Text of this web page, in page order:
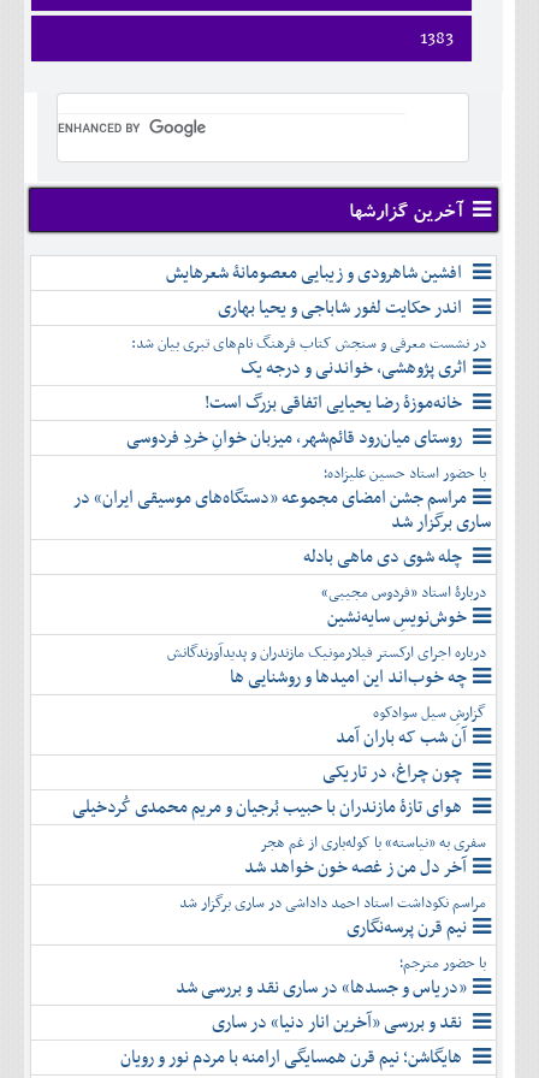
اسفند
دی
بهمن
آبان
آذر
دی
بهمن
شهريور
مهر
آبان
آذر
تير
مرداد
شهريور
مهر
دی
بهمن
اسفند
ارديبهشت
خرداد
تير
مرداد
آبان
آذر
دی
بهمن
اسفند
فروردين
ارديبهشت
خرداد
شهريور
مهر
آبان
آذر
دی
بهمن
اسفند
1383
فروردين
تير
مرداد
شهريور
مهر
آبان
آذر
دی
بهمن
اسفند
آخرین گزارشها
افشین شاهرودی و زیبایی معصومانۀ شعرهایش
اندر حکایت لفور شاباجی و یحیا بهاری
در نشست معرفی و سنجش کتاب فرهنگ نام‌های تبری بیان شد:
اثری پژوهشی، خواندنی و درجه یک
خانه‌موزۀ رضا یحیایی اتفاقی بزرگ است!
روستای میان‌رود قائم‌شهر، میزبان خوانِ خردِ فردوسی
با حضور استاد حسین علیزاده؛
مراسم جشن امضای مجموعه «دستگاه‌های موسیقی ایران» در
ساری برگزار شد
چله شوی دی ماهی بادله
دربارۀ استاد «فردوس مجیبی»
خوش‌نویسِ سایه‌نشین
درباره اجرای ارکستر فیلارمونیک مازندران و پدیدآورندگانش
چه خوب‌اند این امیدها و روشنایی ها
گزارشِ سیل سوادکوه
آن شب که باران آمد
چون چراغ، در تاریکی
هوای تازۀ مازندران با حبیب بُرجیان و مریم محمدی کُردخیلی
سفری به «نیاسته» با کوله‌باری از غم هجر
آخر دل من ز غصه خون خواهد شد
مراسم نکوداشت استاد احمد داداشی در ساری برگزار شد
نیم قرن پرسه‌نگاری
با حضور مترجم؛
«دریاس و جسدها» در ساری نقد و بررسی شد
نقد و بررسی «آخرین انار دنیا» در ساری
هایگاشن؛ نیم قرن همسایگی ارامنه با مردم نور و رویان